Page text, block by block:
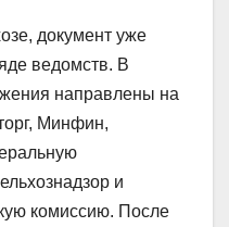
документ уже
ведомств. В
направлены на
Минфин,
и
комиссию. После